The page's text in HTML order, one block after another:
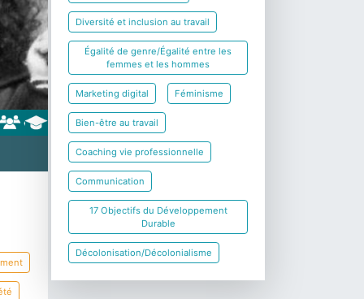
Diversité et inclusion au travail
Égalité de genre/Égalité entre les
femmes et les hommes
Marketing digital Féminisme
Bien-être au travail
Coaching vie professionnelle
Communication
17 Objectifs du Développement
Durable
Décolonisation/Décolonialisme